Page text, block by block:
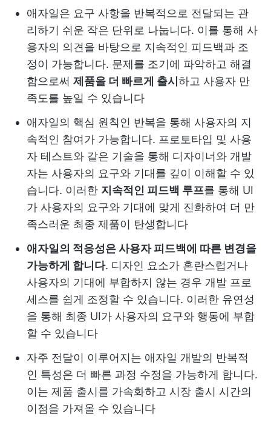
애자일은 요구 사항을 반복적으로 전달되는 관
리하기 쉬운 작은 단위로 나눕니다. 이를 통해 사
용자의 의견을 바탕으로 지속적인 피드백과 조
정이 가능합니다. 문제를 조기에 파악하고 해결
함으로써 제품을 더 빠르게 출시하고 사용자 만
족도를 높일 수 있습니다
애자일의 핵심 원칙인 반복을 통해 사용자의 지
속적인 참여가 가능합니다. 프로토타입 및 사용
자 테스트와 같은 기술을 통해 디자이너와 개발
자는 사용자의 요구와 기대를 깊이 이해할 수 있
습니다. 이러한 지속적인 피드백 루프를 통해 UI
가 사용자의 요구와 기대에 맞게 진화하여 더 만
족스러운 최종 제품이 탄생합니다
애자일의 적응성은 사용자 피드백에 따른 변경을
가능하게 합니다. 디자인 요소가 혼란스럽거나
사용자의 기대에 부합하지 않는 경우 개발 프로
세스를 쉽게 조정할 수 있습니다. 이러한 유연성
을 통해 최종 UI가 사용자의 요구와 행동에 부합
할 수 있습니다
자주 전달이 이루어지는 애자일 개발의 반복적
인 특성은 더 빠른 과정 수정을 가능하게 합니다.
이는 제품 출시를 가속화하고 시장 출시 시간의
이점을 가져올 수 있습니다